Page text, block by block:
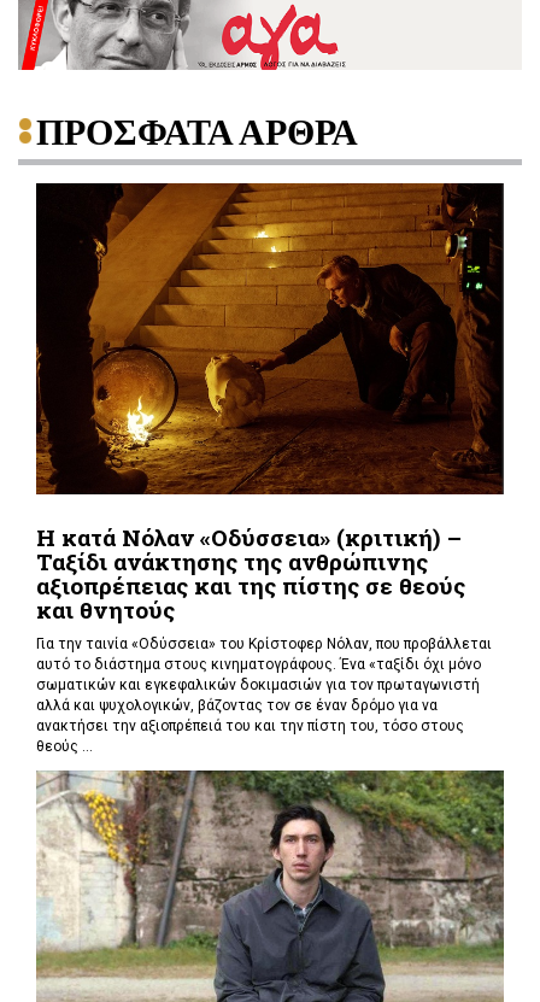
ΠΡΟΣΦΑΤΑ ΑΡΘΡΑ
Η κατά Νόλαν «Οδύσσεια» (κριτική) –
Ταξίδι ανάκτησης της ανθρώπινης
αξιοπρέπειας και της πίστης σε θεούς
και θνητούς
Για την ταινία «Οδύσσεια» του Κρίστοφερ Νόλαν,που προβάλλεται
αυτό το διάστημα στους κινηματογράφους. Ένα «ταξίδι όχι μόνο
σωματικών και εγκεφαλικών δοκιμασιών για τον πρωταγωνιστή
αλλά και ψυχολογικών, βάζοντας τον σε έναν δρόμο για να
ανακτήσει την αξιοπρέπειά του και την πίστη του, τόσο στους
θεούς ...